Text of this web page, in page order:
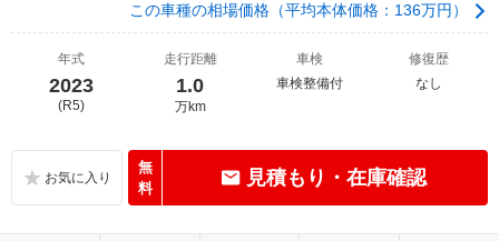
この車種の相場価格（平均本体価格：136万円）
年式
2023
(R5)
走行距離
1.0
万km
車検
車検整備付
修復歴
なし
無
料
見積もり・在庫確認